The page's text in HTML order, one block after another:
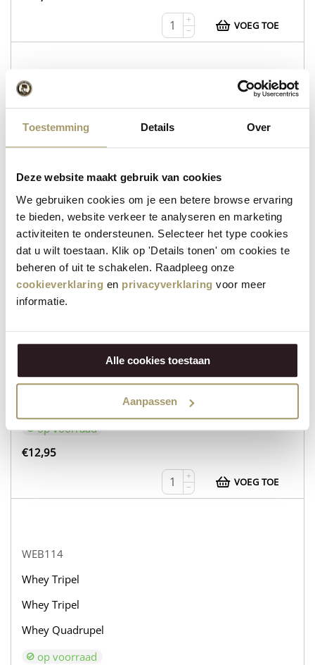
Toestemming Details Over
Deze website maakt gebruik van cookies
We gebruiken cookies om je een betere browse ervaring
te bieden, website verkeer te analyseren en marketing
activiteiten te ondersteunen. Selecteer het type cookies
dat u wilt toestaan. Klik op 'Details tonen' om cookies te
beheren of uit te schakelen. Raadpleeg onze
cookieverklaring en privacyverklaring voor meer
informatie.
Alle cookies toestaan
Aanpassen
+
−
VOEG TOE
WEB112
Whey Tripel
Whey Tripel
Wheyzen
op voorraad
€ 12,95
+
VOEG TOE
Whey Tripel
op voorraad
€12,95
+
−
VOEG TOE
WEB114
Whey Tripel
Whey Tripel
Whey Quadrupel
op voorraad